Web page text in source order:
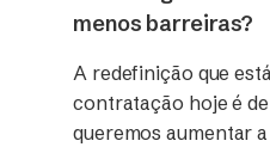
menos barreiras?
A redefinição que
contratação hoje é
queremos aumentar